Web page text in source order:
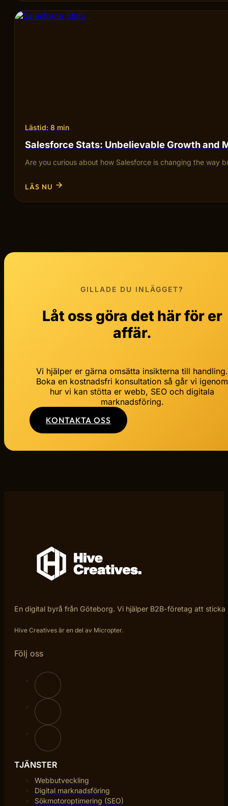
Lästid: 8 min
Salesforce Stats: Unbelievable Growth and
Are you curious about how Salesforce is changing the way
LÄS NU
GILLADE DU INLÄGGET?
Låt oss göra det här för er
affär.
Vi hjälper er gärna omsätta insikterna till handling.
Boka en kostnadsfri konsultation så går vi igenom
hur vi kan stötta er webb, SEO och digitala
marknadsföring.
KONTAKTA OSS
En digital byrå från Göteborg. Vi hjälper B2B-företag att
Hive Creatives är en del av Micropter.
Följ oss
TJÄNSTER
Webbutveckling
Digital marknadsföring
Sökmotoroptimering (SEO)